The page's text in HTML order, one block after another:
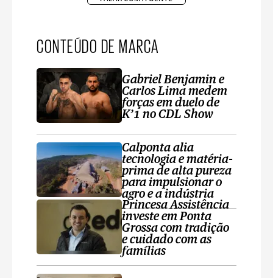
CONTEÚDO DE MARCA
Gabriel Benjamin e
Carlos Lima medem
forças em duelo de
K’1 no CDL Show
Calponta alia
tecnologia e matéria-
prima de alta pureza
para impulsionar o
agro e a indústria
Princesa Assistência
investe em Ponta
Grossa com tradição
e cuidado com as
famílias